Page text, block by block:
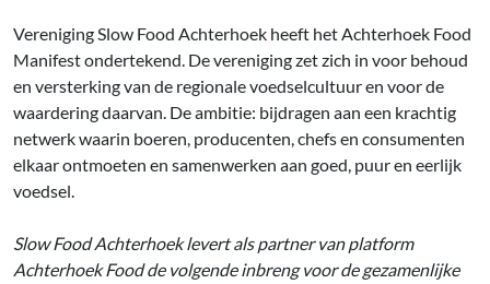
Vereniging Slow Food Achterhoek heeft het Achterhoek Food
Manifest ondertekend. De vereniging zet zich in voor behoud
en versterking van de regionale voedselcultuur en voor de
waardering daarvan. De ambitie: bijdragen aan een krachtig
netwerk waarin boeren, producenten, chefs en consumenten
elkaar ontmoeten en samenwerken aan goed, puur en eerlijk
voedsel.
Slow Food Achterhoek levert als partner van platform
Achterhoek Food de volgende inbreng voor de gezamenlijke